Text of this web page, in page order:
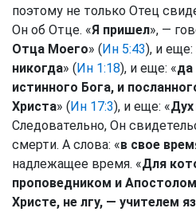
поэтому не только Отец
Он об Отце. «Я пришел», —
Отца Моего» (Ин 5:43), и еще:
никогда» (Ин 1:18), и еще: «да
истинного Бога, и
Христа» (Ин 17:3), и еще: «
Следовательно, Он
смерти. А слова: «в свое
надлежащее время. «Для
проповедником и
Христе, не лгу, — учителем